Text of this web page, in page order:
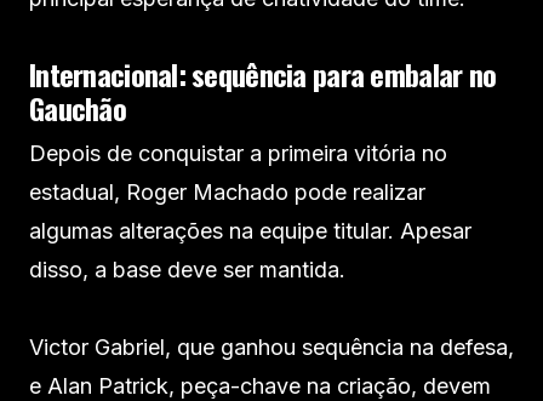
Internacional: sequência para embalar no
Gauchão
Depois de conquistar a primeira vitória no
estadual, Roger Machado pode realizar
algumas alterações na equipe titular. Apesar
disso, a base deve ser mantida.
Victor Gabriel, que ganhou sequência na defesa,
e Alan Patrick, peça-chave na criação, devem